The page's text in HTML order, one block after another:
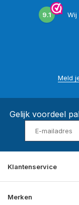
9.1 Wij
Meld
Gelijk voordeel
Klantenservice
Merken